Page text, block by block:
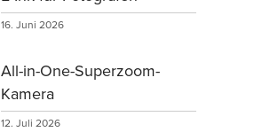
16. Juni 2026
All-in-One-Superzoom-
Kamera
12. Juli 2026